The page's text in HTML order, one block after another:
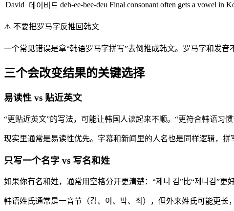
David
데이비드 deh-ee-bee-deu Final consonant often gets a vowel in
⚠️ 不要把罗马字反推回韩文
一个常见错误是拿“韩语罗马字拼写”去倒推成韩文。罗马字和发
三个会改变结果的关键选择
易读性 vs 贴近英文
“更贴近英文”的写法，可能让韩国人读起来不顺。“更符合韩语习
现实里通常是易读性优先。字幕和新闻里的人名也是同样逻辑，拼
只写一个名字 vs 写名和姓
如果你有名和姓，通常用空格分开更清楚：“제니 김”比“제니김”
韩语姓氏通常是一音节（김、이、박、최），但外来姓氏可能更长